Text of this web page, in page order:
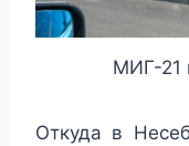
МИГ-21
Откуда в